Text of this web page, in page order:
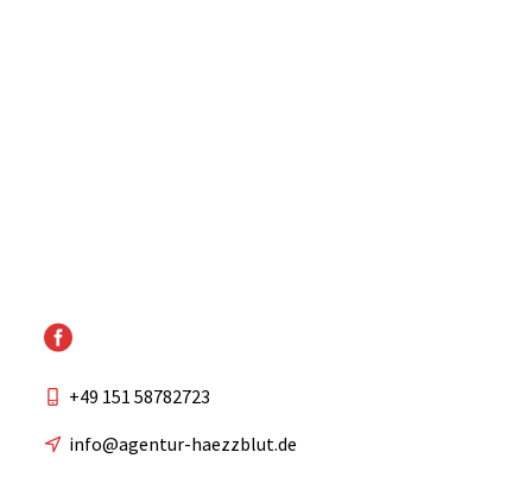
+49 151 58782723
info@agentur-haezzblut.de